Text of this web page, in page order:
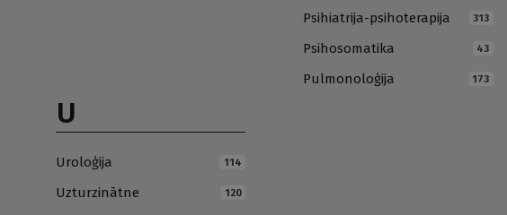
Psihiatrija-psihoterapija 313
Psihosomatika 43
Pulmonoloģija 173
U
Uroloģija 114
Uzturzinātne 120